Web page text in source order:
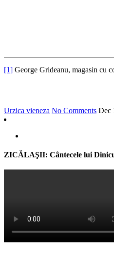
[1] George Grideanu, magasin cu
Urzica vieneza No Comments Dec
ZICĂLAŞII: Cântecele lui